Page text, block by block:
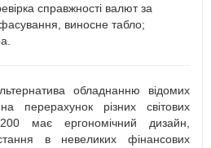
справжності валют за
виносне табло;
обладнанню відомих
перерахунок різних світових
має ергономічний дизайн,
в невеликих фінансових